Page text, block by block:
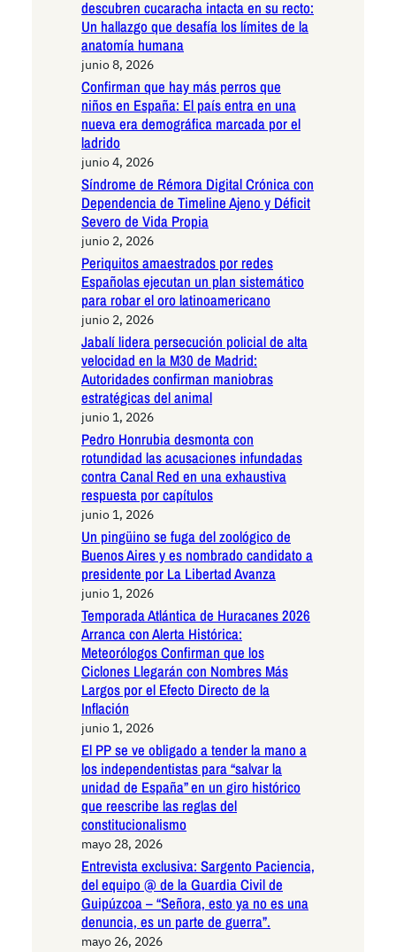
descubren cucaracha intacta en su recto:
Un hallazgo que desafía los límites de la
anatomía humana
junio 8, 2026
Confirman que hay más perros que
niños en España: El país entra en una
nueva era demográfica marcada por el
ladrido
junio 4, 2026
Síndrome de Rémora Digital Crónica con
Dependencia de Timeline Ajeno y Déficit
Severo de Vida Propia
junio 2, 2026
Periquitos amaestrados por redes
Españolas ejecutan un plan sistemático
para robar el oro latinoamericano
junio 2, 2026
Jabalí lidera persecución policial de alta
velocidad en la M30 de Madrid:
Autoridades confirman maniobras
estratégicas del animal
junio 1, 2026
Pedro Honrubia desmonta con
rotundidad las acusaciones infundadas
contra Canal Red en una exhaustiva
respuesta por capítulos
junio 1, 2026
Un pingüino se fuga del zoológico de
Buenos Aires y es nombrado candidato a
presidente por La Libertad Avanza
junio 1, 2026
Temporada Atlántica de Huracanes 2026
Arranca con Alerta Histórica:
Meteorólogos Confirman que los
Ciclones Llegarán con Nombres Más
Largos por el Efecto Directo de la
Inflación
junio 1, 2026
El PP se ve obligado a tender la mano a
los independentistas para “salvar la
unidad de España” en un giro histórico
que reescribe las reglas del
constitucionalismo
mayo 28, 2026
Entrevista exclusiva: Sargento Paciencia,
del equipo @ de la Guardia Civil de
Guipúzcoa – “Señora, esto ya no es una
denuncia, es un parte de guerra”.
mayo 26, 2026